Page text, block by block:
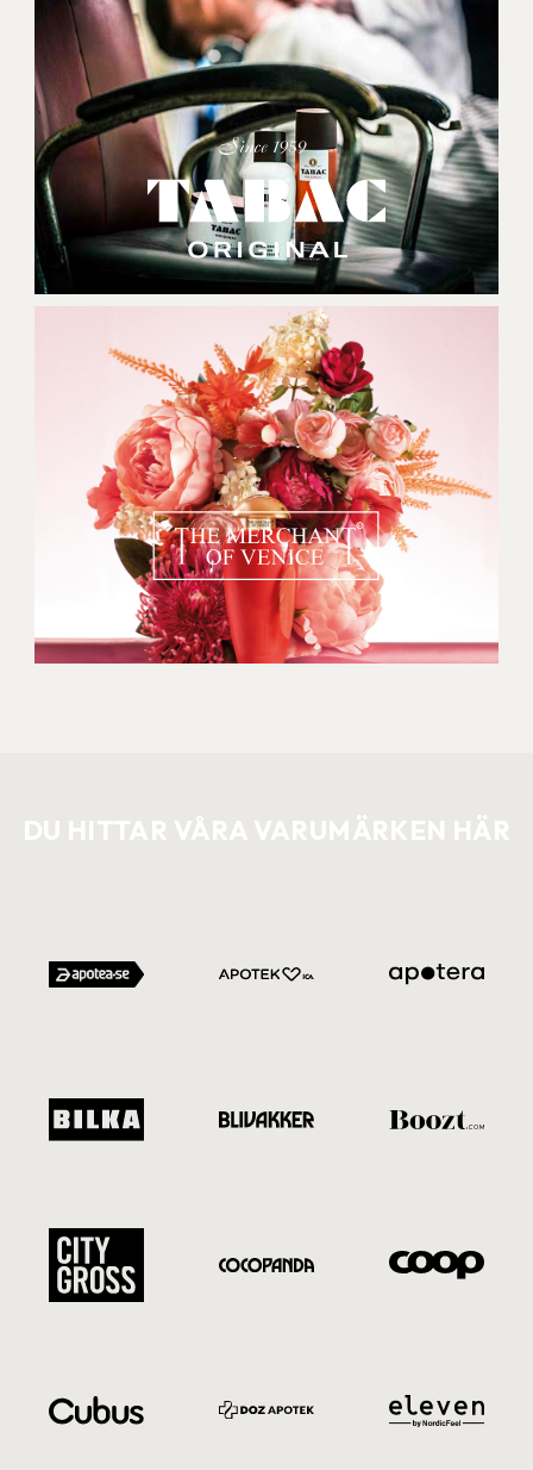
DU HITTAR VÅRA VARUMÄRKEN HÄR